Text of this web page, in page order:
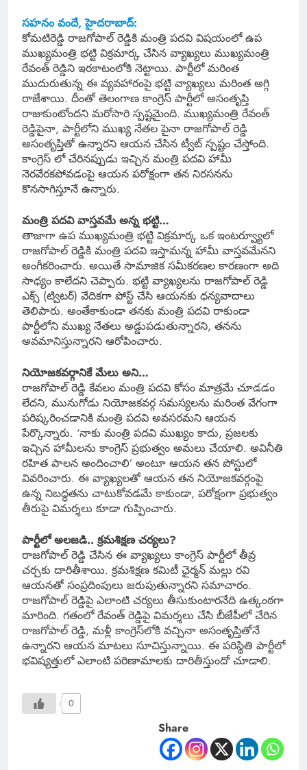
సహనం వందే, హైదరాబాద్:
కోమటిరెడ్డి రాజగోపాల్ రెడ్డికి మంత్రి పదవి విషయంలో ఉప
ముఖ్యమంత్రి భట్టి విక్రమార్క చేసిన వ్యాఖ్యలు ముఖ్యమంత్రి
రేవంత్ రెడ్డిని ఇరకాటంలోకి నెట్టాయి. పార్టీలో మరింత
ముదురుతున్న ఈ వ్యవహారంపై భట్టి వ్యాఖ్యలు మరింత అగ్గి
రాజేశాయి. దీంతో తెలంగాణ కాంగ్రెస్ పార్టీలో అసంతృప్తి
రాజుకుంటోందని మరోసారి స్పష్టమైంది. ముఖ్యమంత్రి రేవంత్
రెడ్డిపైనా, పార్టీలోని ముఖ్య నేతల పైనా రాజగోపాల్ రెడ్డి
అసంతృప్తితో ఉన్నారని ఆయన చేసిన ట్వీట్ స్పష్టం చేస్తోంది.
కాంగ్రెస్ లో చేరినప్పుడు ఇచ్చిన మంత్రి పదవి హామీ
నెరవేరకపోవడంపై ఆయన పరోక్షంగా తన నిరసనను
కొనసాగిస్తూనే ఉన్నారు.
మంత్రి పదవి వాస్తవమే అన్న భట్టి…
తాజాగా ఉప ముఖ్యమంత్రి భట్టి విక్రమార్క ఒక ఇంటర్వ్యూలో
రాజగోపాల్ రెడ్డికి మంత్రి పదవి ఇస్తామన్న హామీ వాస్తవమేనని
అంగీకరించారు. అయితే సామాజిక సమీకరణల కారణంగా అది
సాధ్యం కాలేదని చెప్పారు. భట్టి వ్యాఖ్యలను రాజగోపాల్ రెడ్డి
ఎక్స్ (ట్విటర్) వేదికగా పోస్ట్ చేసి ఆయనకు ధన్యవాదాలు
తెలిపారు. అంతేకాకుండా తనకు మంత్రి పదవి రాకుండా
పార్టీలోని ముఖ్య నేతలు అడ్డుపడుతున్నారని, తనను
అవమానిస్తున్నారని ఆరోపించారు.
నియోజకవర్గానికే మేలు అని…
రాజగోపాల్ రెడ్డి కేవలం మంత్రి పదవి కోసం మాత్రమే చూడడం
లేదని, మునుగోడు నియోజకవర్గ సమస్యలను మరింత వేగంగా
పరిష్కరించడానికి మంత్రి పదవి అవసరమని ఆయన
పేర్కొన్నారు. ‘నాకు మంత్రి పదవి ముఖ్యం కాదు, ప్రజలకు
ఇచ్చిన హామీలను కాంగ్రెస్ ప్రభుత్వం అమలు చేయాలి. అవినీతి
రహిత పాలన అందించాలి’ అంటూ ఆయన తన పోస్టులో
వివరించారు. ఈ వ్యాఖ్యలతో ఆయన తన నియోజకవర్గంపై
ఉన్న నిబద్ధతను చాటుకోవడమే కాకుండా, పరోక్షంగా ప్రభుత్వం
తీరుపై విమర్శలు కూడా గుప్పించారు.
పార్టీలో అలజడి.. క్రమశిక్షణ చర్యలు?
రాజగోపాల్ రెడ్డి చేసిన ఈ వ్యాఖ్యలు కాంగ్రెస్ పార్టీలో తీవ్ర
చర్చకు దారితీశాయి. క్రమశిక్షణ కమిటీ ఛైర్మన్ మల్లు రవి
ఆయనతో సంప్రదింపులు జరుపుతున్నారని సమాచారం.
రాజగోపాల్ రెడ్డిపై ఎలాంటి చర్యలు తీసుకుంటారనేది ఉత్కంఠగా
మారింది. గతంలో రేవంత్ రెడ్డిపై విమర్శలు చేసి బీజేపీలో చేరిన
రాజగోపాల్ రెడ్డి, మళ్లీ కాంగ్రెస్‌లోకి వచ్చినా అసంతృప్తితోనే
ఉన్నారని ఆయన మాటలు సూచిస్తున్నాయి. ఈ పరిస్థితి పార్టీలో
భవిష్యత్తులో ఎలాంటి పరిణామాలకు దారితీస్తుందో చూడాలి.
0
Share